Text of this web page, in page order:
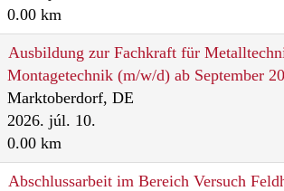
0.00 km
Ausbildung zur Fachkraft für
Montagetechnik (m/w/d) ab September
Marktoberdorf, DE
2026. júl. 10.
0.00 km
Abschlussarbeit im Bereich Versuch